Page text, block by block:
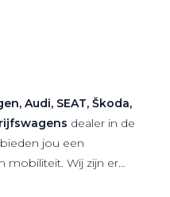
Audi, SEAT, Škoda,
dealer in de
jou een
mobiliteit. Wij zijn er